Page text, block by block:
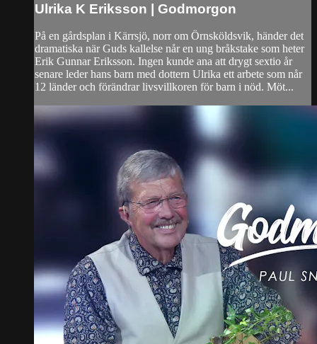
Ulrika K Eriksson | Godmorgon
På en gårdsplan i Kärrsjö, norr om Örnsköldsvik, händer det
dramatiska när Guds kallelse når en ung bråkstake som heter
Erik Gunnar Eriksson. Ingen kunde ana att drygt sextio år
senare leder hans barn med dottern Ulrika ett arbete som når
12 länder och förändrar livsvillkoren för barn i nöd. Möt...